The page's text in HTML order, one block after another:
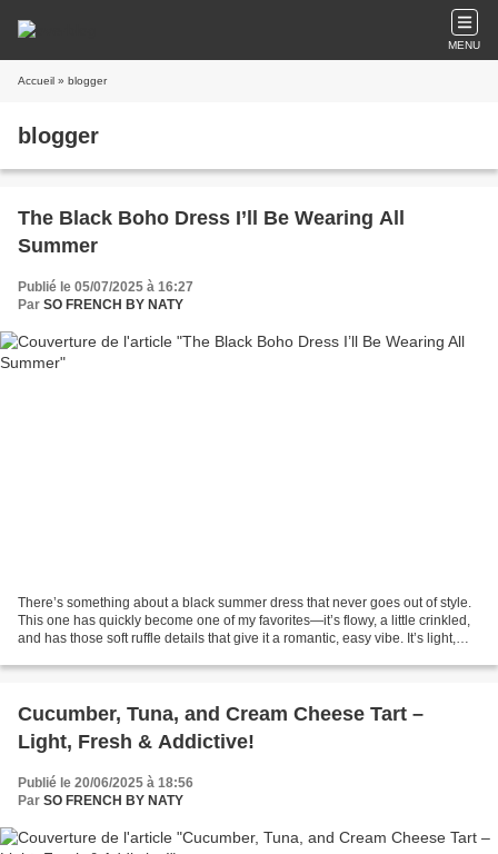
MENU
Accueil » blogger
blogger
The Black Boho Dress I’ll Be Wearing All
Summer
Publié le 05/07/2025 à 16:27
Par SO FRENCH BY NATY
There’s something about a black summer dress that never goes out of style.
This one has quickly become one of my favorites—it’s flowy, a little crinkled,
and has those soft ruffle details that give it a romantic, easy vibe. It’s light,
Cucumber, Tuna, and Cream Cheese Tart –
Light, Fresh & Addictive!
Publié le 20/06/2025 à 18:56
Par SO FRENCH BY NATY